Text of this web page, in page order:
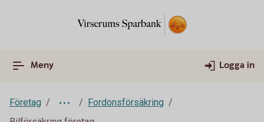
Meny Logga in
Företag
Fordonsförsäkring